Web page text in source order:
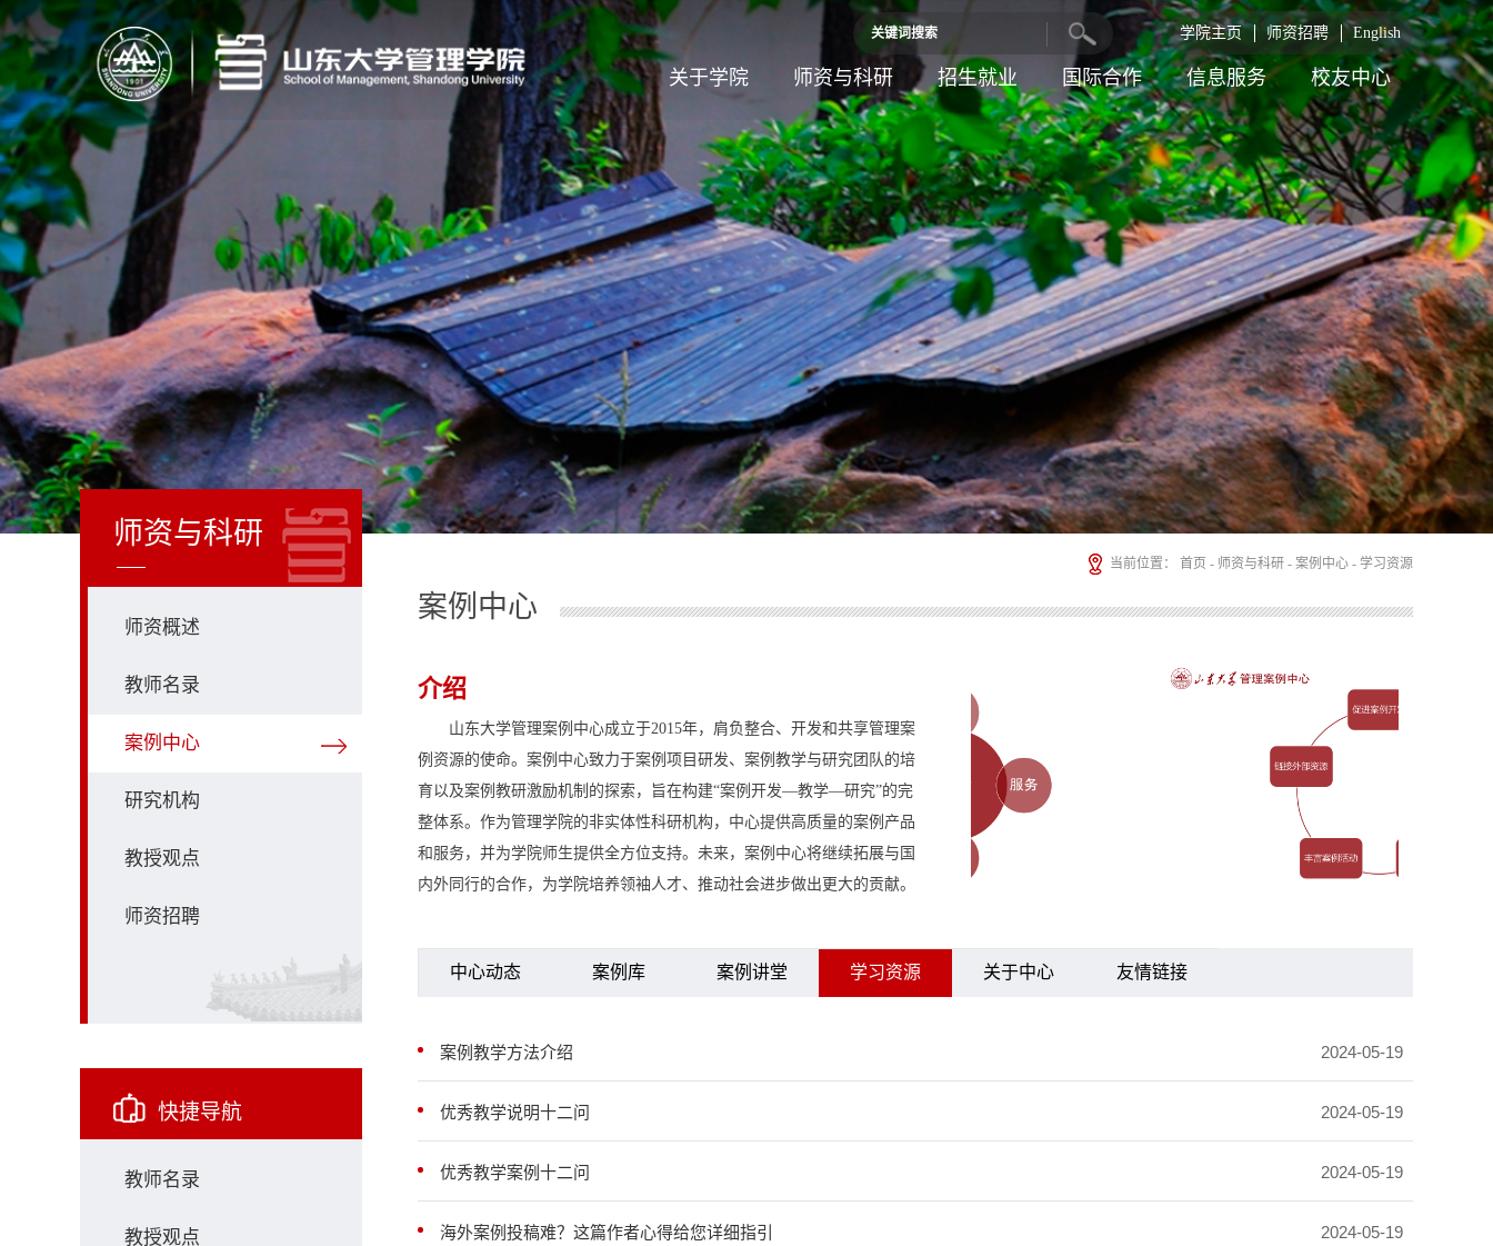
学院主页 师资招聘 English
关于学院 师资与科研 招生就业 国际合作 信息服务 校友中心
师资与科研
师资概述
教师名录
案例中心
研究机构
教授观点
师资招聘
快捷导航
教师名录
教授观点
当前位置： 首页 - 师资与科研 - 案例中心 - 学习资源
案例中心
介绍
山东大学管理案例中心成立于2015年，肩负整合、开发和共享管理案
例资源的使命。案例中心致力于案例项目研发、案例教学与研究团队的培
育以及案例教研激励机制的探索，旨在构建“案例开发—教学—研究”的完
整体系。作为管理学院的非实体性科研机构，中心提供高质量的案例产品
和服务，并为学院师生提供全方位支持。未来，案例中心将继续拓展与国
内外同行的合作，为学院培养领袖人才、推动社会进步做出更大的贡献。
中心动态 案例库 案例讲堂 学习资源 关于中心 友情链接
案例教学方法介绍 2024-05-19
优秀教学说明十二问 2024-05-19
优秀教学案例十二问 2024-05-19
海外案例投稿难？这篇作者心得给您详细指引 2024-05-19